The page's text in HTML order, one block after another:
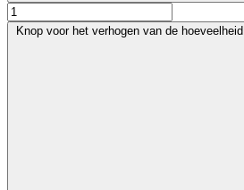
Knop voor het verhogen van de hoeveelheid